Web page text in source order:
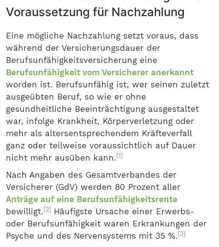
Voraussetzung für Nachzahlung
Eine mögliche Nachzahlung setzt voraus, dass
während der Versicherungsdauer der
Berufsunfähigkeitsversicherung eine
Berufsunfähigkeit vom Versicherer anerkannt
worden ist. Berufsunfähig ist, wer seinen zuletzt
ausgeübten Beruf, so wie er ohne
gesundheitliche Beeinträchtigung ausgestaltet
war, infolge Krankheit, Körperverletzung oder
mehr als altersentsprechendem Kräfteverfall
ganz oder teilweise voraussichtlich auf Dauer
nicht mehr ausüben kann. [1]
Nach Angaben des Gesamtverbandes der
Versicherer (GdV) werden 80 Prozent aller
Anträge auf eine Berufsunfähigkeitsrente
bewilligt. [2] Häufigste Ursache einer Erwerbs-
oder Berufsunfähigkeit waren Erkrankungen der
Psyche und des Nervensystems mit 35 %. [3]